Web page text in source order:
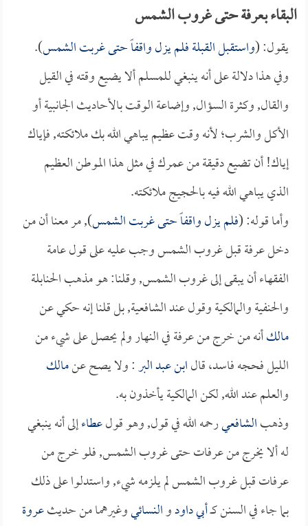
البقاء بعرفة حتى غروب الشمس
يقول: (واستقبل القبلة فلم يزل واقفاً حتى غربت الشمس).
وفي هذا دلالة على أنه ينبغي للمسلم ألا يضيع وقته في القيل
والقال, وكثرة السؤال, وإضاعة الوقت بالأحاديث الجانبية أو
الأكل والشرب؛ لأنه وقت عظيم يباهي الله بك ملائكته, فإياك
إياك! أن تضيع دقيقة من عمرك في مثل هذا الموطن العظيم
الذي يباهي الله فيه بالحجيج ملائكته.
وأما قوله: (فلم يزل واقفاً حتى غربت الشمس), مر معنا أن من
دخل عرفة قبل غروب الشمس وجب عليه على قول عامة
الفقهاء أن يبقى إلى غروب الشمس, وقلنا: هو مذهب الحنابلة
والحنفية والمالكية وقول عند الشافعية, بل قلنا إنه حكي عن
مالكأنه من خرج من عرفة في النهار ولم يحصل على شيء من
الليل فحجه فاسد، قالابن عبد البر: ولا يصح عنمالك
والعلم عند الله, لكن المالكية يأخذون به.
وذهبالشافعيرحمه الله في قول, وهو قولعطاءإلى أنه ينبغي
له ألا يخرج من عرفات حتى غروب الشمس, فلو خرج من
عرفات قبل غروب الشمس لم يلزمه شيء, واستدلوا على ذلك
بما جاء في السنن كــأبي داودوالنسائيوغيرهما من حديثعروة